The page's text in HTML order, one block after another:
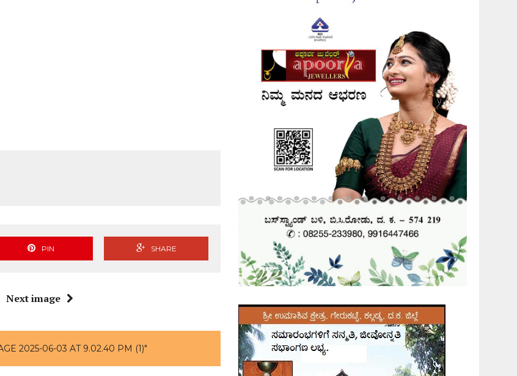
PIN SHARE
Next image
2025-06-03 AT 9.02.40 PM (1)"